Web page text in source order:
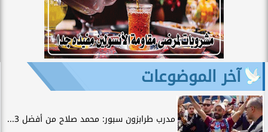
آخر الموضوعات
مدرب طرابزون سبور: محمد صلاح من أفضل 3...